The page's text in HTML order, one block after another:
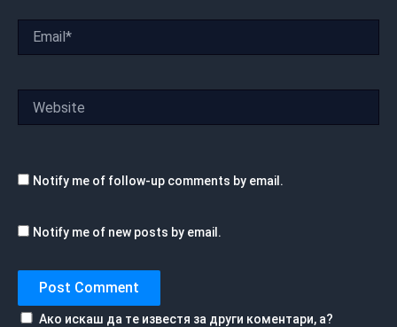
Notify me of follow-up comments by email.
Notify me of new posts by email.
Ако искаш да те известя за други коментари, а?